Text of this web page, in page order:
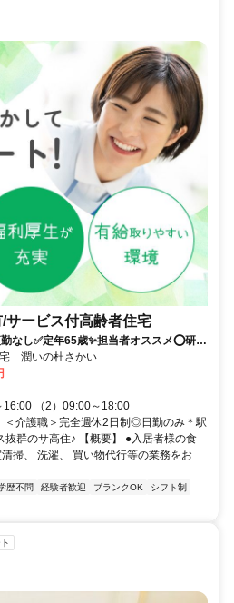
サービス付高齢者住宅
なし✅️定年65歳✨担当者オススメ⭕️研修
⭐️駅チカ
潤いの杜さかい
16:00 （2）09:00～18:00
＜介護職＞完全週休2日制◎日勤のみ＊駅
群のサ高住♪ 【概要】 ●入居者様の食
掃、 洗濯、 買い物代行等の業務をお
歴不問 経験者歓迎 ブランクOK
シフト制